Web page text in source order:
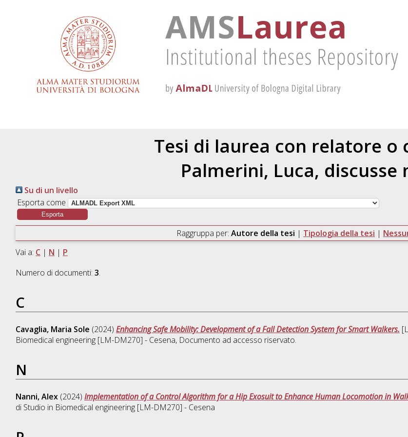
Tesi di laurea con relatore o
Palmerini, Luca, discusse
Su di un livello
Esporta come
Raggruppa per: Autore della tesi | Tipologia della tesi |
Vai a: C| N | P
Numero di documenti: 3.
C
Cavaglia, Maria Sole (2024) Enhancing Safe Mobility: Development of a Fall Detection System for Smart Walkers.
Biomedical engineering [LM-DM270] - Cesena, Documento ad accesso riservato.
N
Nanni, Alex(2024) Implementation of a Control Algorithm for a Hip Exosuit to Enhance Human Locomotion in
di Studio in Biomedical engineering [LM-DM270] - Cesena